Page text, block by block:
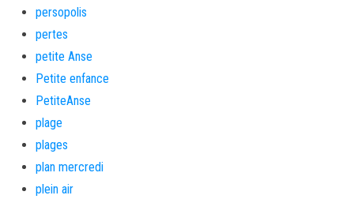
persopolis
pertes
petite Anse
Petite enfance
PetiteAnse
plage
plages
plan mercredi
plein air